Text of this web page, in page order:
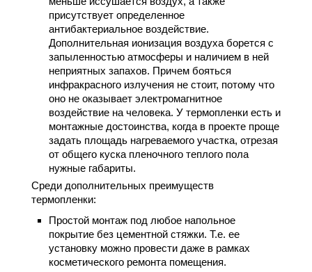
присутствует определенное
антибактериальное воздействие.
Дополнительная ионизация воздуха борется с
запыленностью атмосферы и наличием в ней
неприятных запахов. Причем бояться
инфракрасного излучения не стоит, потому что
оно не оказывает электромагнитное
воздействие на человека. У термопленки есть и
монтажные достоинства, когда в проекте проще
задать площадь нагреваемого участка, отрезая
от общего куска пленочного теплого пола
нужные габариты.
Среди дополнительных преимуществ
термопленки:
Простой монтаж под любое напольное
покрытие без цементной стяжки. Т.е. ее
установку можно провести даже в рамках
косметического ремонта помещения.